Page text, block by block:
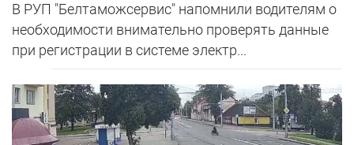
В РУП "Белтаможсервис" напомнили водителям о
необходимости внимательно проверять данные
при регистрации в системе электр...